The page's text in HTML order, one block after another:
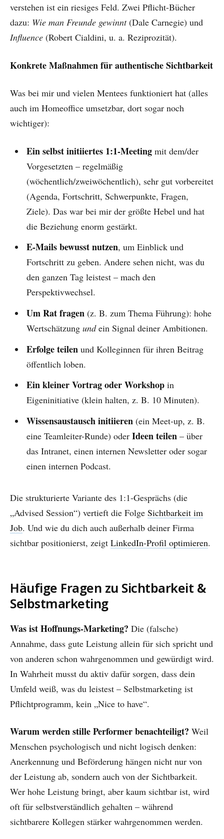
verstehen ist ein riesiges Feld. Zwei Pflicht-Bücher
dazu: Wie man Freunde gewinnt(Dale Carnegie) und
Influence (Robert Cialdini, u. a. Reziprozität).
Konkrete Maßnahmen für authentische Sichtbarkeit
Was bei mir und vielen Mentees funktioniert hat (alles
auch im Homeoffice umsetzbar, dort sogar noch
wichtiger):
Ein selbst initiiertes 1:1-Meetingmit dem/der
Vorgesetzten – regelmäßig
(wöchentlich/zweiwöchentlich), sehr gut vorbereitet
(Agenda, Fortschritt, Schwerpunkte, Fragen,
Ziele). Das war bei mir der größte Hebel und hat
die Beziehung enorm gestärkt.
E-Mails bewusst nutzen, um Einblick und
Fortschritt zu geben. Andere sehen nicht, was du
den ganzen Tag leistest – mach den
Perspektivwechsel.
Um Rat fragen(z. B. zum Thema Führung): hohe
Wertschätzung undein Signal deiner Ambitionen.
Erfolge teilen und Kolleginnen für ihren Beitrag
öffentlich loben.
Ein kleiner Vortrag oder Workshopin
Eigeninitiative (klein halten, z. B. 10 Minuten).
Wissensaustausch initiieren(ein Meet-up, z. B.
eine Teamleiter-Runde) oder Ideen teilen– über
das Intranet, einen internen Newsletter oder sogar
einen internen Podcast.
Die strukturierte Variante des 1:1-Gesprächs (die
„Advised Session“) vertieft die Folge Sichtbarkeit im
Job. Und wie du dich auch außerhalb deiner Firma
sichtbar positionierst, zeigt LinkedIn-Profil optimieren.
Häufige Fragen zu Sichtbarkeit &
Selbstmarketing
Was ist Hoffnungs-Marketing? Die (falsche)
Annahme, dass gute Leistung allein für sich spricht und
von anderen schon wahrgenommen und gewürdigt wird.
In Wahrheit musst du aktiv dafür sorgen, dass dein
Umfeld weiß, was du leistest – Selbstmarketing ist
Pflichtprogramm, kein „Nice to have“.
Warum werden stille Performer benachteiligt? Weil
Menschen psychologisch und nicht logisch denken:
Anerkennung und Beförderung hängen nicht nur von
der Leistung ab, sondern auch von der Sichtbarkeit.
Wer hohe Leistung bringt, aber kaum sichtbar ist, wird
oft für selbstverständlich gehalten – während
sichtbarere Kollegen stärker wahrgenommen werden.